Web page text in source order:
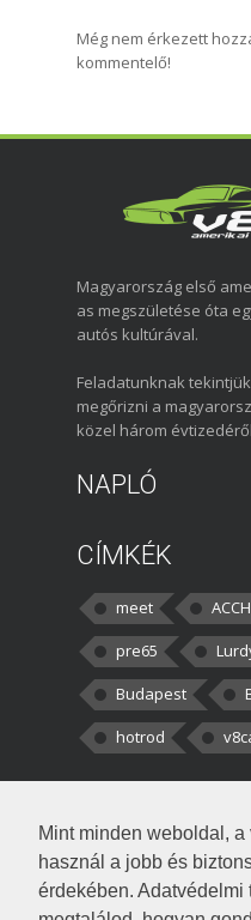
Mint minden weboldal,
használ a jobb és
érdekében. Adatvédelmi
Még nem érkezett
kommentelő!
Magyarország első
as megszületése óta
autós kultúrával.
Feladatunknak
megőrizni a
közel három
NAPLÓ
CÍMKÉK
meet ACCH
pre65
Budapest
hotrod
kortisz:
darabbaal számoltam.